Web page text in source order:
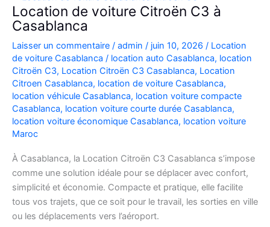
à
Casablanca
Louer
Facilement
Location de voiture Citroën C3 à
Casablanca
Laisser un commentaire / admin / juin 10, 2026 / Location
de voiture Casablanca / location auto Casablanca, location
Citroën C3, Location Citroën C3 Casablanca, Location
Citroen Casablanca, location de voiture Casablanca,
location véhicule Casablanca, location voiture compacte
Casablanca, location voiture courte durée Casablanca,
location voiture économique Casablanca, location voiture
Maroc
À Casablanca, la Location Citroën C3 Casablanca s’impose
comme une solution idéale pour se déplacer avec confort,
simplicité et économie. Compacte et pratique, elle facilite
tous vos trajets, que ce soit pour le travail, les sorties en ville
ou les déplacements vers l’aéroport.